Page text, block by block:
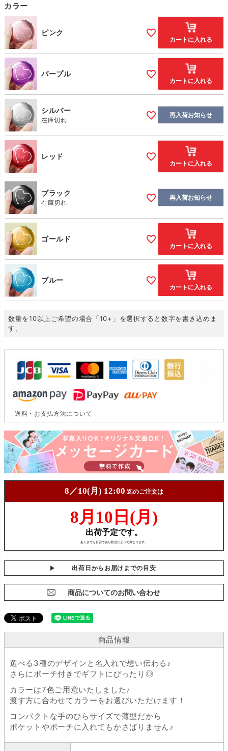
カラー
ピンク
カートに入れる
パープル
カートに入れる
シルバー
在庫切れ
再入荷お知らせ
レッド
カートに入れる
ブラック
在庫切れ
再入荷お知らせ
ゴールド
カートに入れる
ブルー
カートに入れる
数量を10以上ご希望の場合「10+」を選択すると数字を書き込めま
す。
送料・お支払方法について
出荷日からお届けまでの目安
商品についてのお問い合わせ
商品情報
選べる3種のデザインと名入れで想い伝わる♪
さらにポーチ付きでギフトにぴったり◎
カラーは7色ご用意いたしました♪
渡す方に合わせてカラーをお選びいただけます！
コンパクトな手のひらサイズで薄型だから
ポケットやポーチに入れてもかさばりません♪